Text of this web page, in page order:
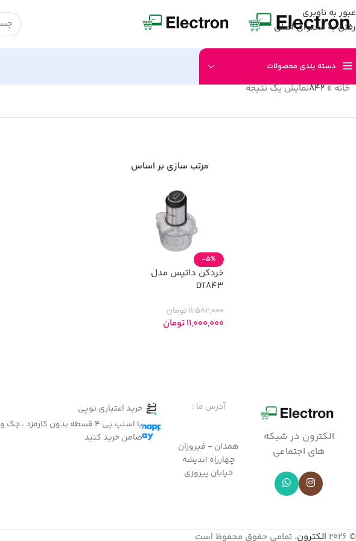
عبور به ناوبری
رفتن به محتوای اصلی
دسته بندی محصولات
خانه»
842نمایش یک نتیجه
مرتب سازی بر اساس
-5%
خردکن داتیس مدل
DT843
11,582,000تومان
11,000,000تومان
الکترون در شبکه
های اجتماعی
آدرس ما :
همدان - فیروزان
چهارراه اندیشه
خیابان پیروزی
خرید اعتباری نوپی
با اسنپ پی 4 قسطه بدون کارمزد ، چک و
ضامن خرید کنید
© 2026 الکترون. تمامی حقوق محفوظ است